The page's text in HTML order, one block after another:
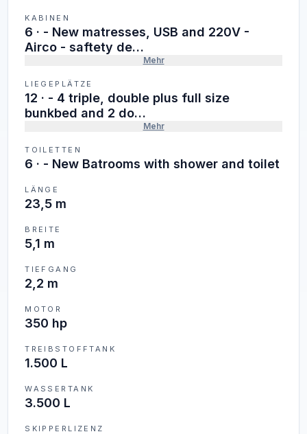
KABINEN
6 · - New matresses, USB and 220V -
Airco - saftety de…
Mehr
LIEGEPLÄTZE
12 · - 4 triple, double plus full size
bunkbed and 2 do…
Mehr
TOILETTEN
6 · - New Batrooms with shower and toilet
LÄNGE
23,5 m
BREITE
5,1 m
TIEFGANG
2,2 m
MOTOR
350 hp
TREIBSTOFFTANK
1.500 L
WASSERTANK
3.500 L
SKIPPERLIZENZ